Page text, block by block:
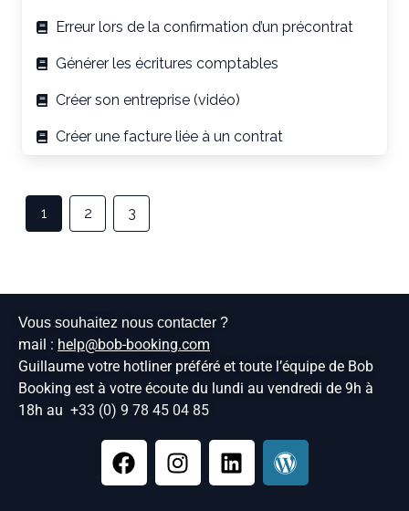
Erreur lors de la confirmation d’un précontrat
Générer les écritures comptables
Créer son entreprise (vidéo)
Créer une facture liée à un contrat
1 2 3
Vous souhaitez nous contacter ?
mail : help@bob-booking.com
Guillaume votre hotliner préféré et toute l’équipe de Bob
Booking est à votre écoute du lundi au vendredi de 9h à
18h au +33 (0) 9 78 45 04 85